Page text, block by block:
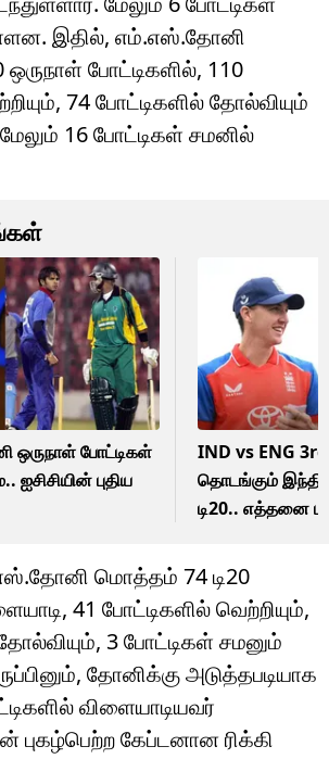
இதில், எம்.எஸ்.தோனி
ஒருநாள் போட்டிகளில், 110
74 போட்டிகளில் தோல்வியும்
16 போட்டிகள் சமனில்
ஒருநாள் போட்டிகள்
ஐசிசியின் புதிய
IND vs ENG
தொடங்கும்
டி20.. எத்தனை
மொத்தம் 74 டி20
41 போட்டிகளில் வெற்றியும்,
3 போட்டிகள் சமனும்
தோனிக்கு அடுத்தபடியாக
விளையாடியவர்
புகழ்பெற்ற கேப்டனான ரிக்கி